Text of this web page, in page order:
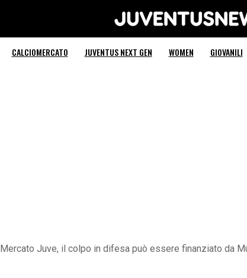
Juventus
CALCIOMERCATO JUVENTUS NEXT GEN WOMEN GIOVANILI
Mercato Juve, il colpo in difesa può essere finanziato da